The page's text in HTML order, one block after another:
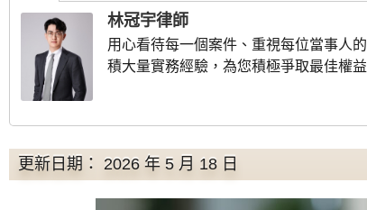
林冠宇律師
用心看待每一個案件、重視每位當事人
積大量實務經驗，為您積極爭取最佳權益
更新日期： 2026 年 5 月 18 日